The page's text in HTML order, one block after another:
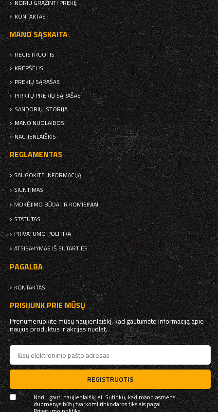
NORIU GRĄŽINTI PREKĘ
KONTAKTAS
MANO SĄSKAITA
REGISTRUOTIS
KREPŠELIS
PREKIŲ SĄRAŠAS
PIRKTŲ PREKIŲ SĄRAŠAS
SANDORIŲ ISTORIJA
MANO NUOLAIDOS
NAUJIENLAIŠKIS
REGLAMENTAS
SAUGOKITE INFORMACIJĄ
SIUNTIMAS
MOKĖJIMO BŪDAI IR KOMISINIAI
STATUTAS
PRIVATUMO POLITIKA
ATSISAKYMAS IŠ SUTARTIES
PAGALBA
KONTAKTAS
PRISIJUNK PRIE MŪSŲ
Prenumeruokite mūsų naujienlaiškį, kad gautumėte informaciją apie
naujus produktus ir akcijas nuolat.
REGISTRUOTIS
Noriu gauti naujienlaiškį el. Sutinku, kad mano asmens
duomenys būtų tvarkomi rinkodaros tikslais pagal